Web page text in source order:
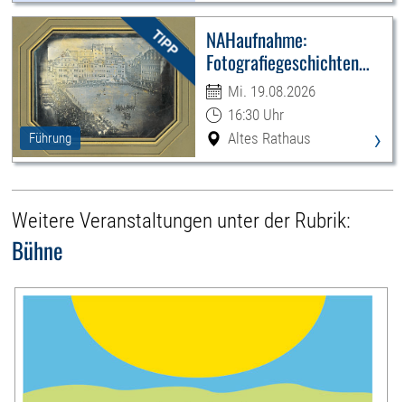
Führung
NAHaufnahme:
Fotografiegeschichten
Leipzigs
Mi. 19.08.2026
16:30 Uhr
Altes Rathaus
›
Weitere Veranstaltungen unter der Rubrik:
Bühne